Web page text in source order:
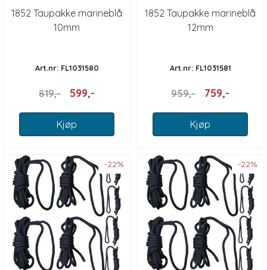
1852 Taupakke marineblå
10mm
Art.nr: FL1031580
819,- 599,-
Kjøp
1852 Taupakke marineblå
12mm
Art.nr: FL1031581
959,- 759,-
Kjøp
-22% -22%